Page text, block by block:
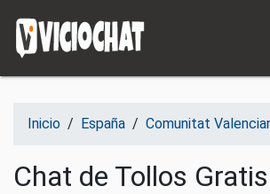
Inicio / España / Comunitat
Chat de Tollos Gratis